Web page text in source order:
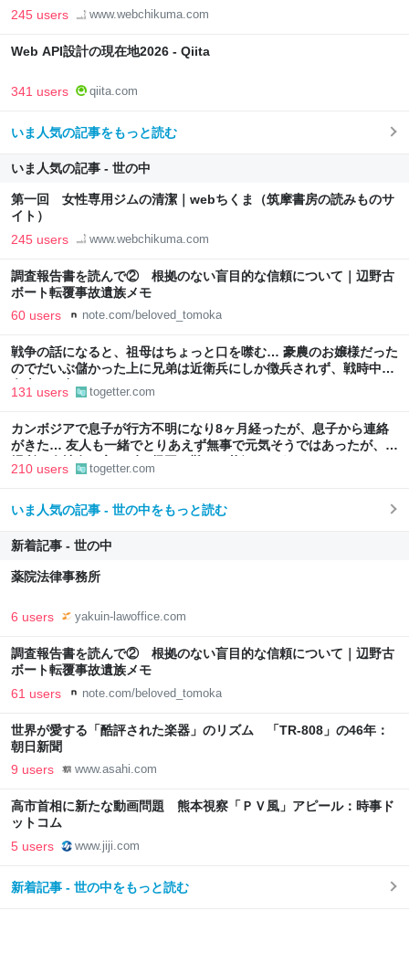
245 users www.webchikuma.com
Web API設計の現在地2026 - Qiita
341 users qiita.com
いま人気の記事をもっと読む
いま人気の記事 - 世の中
第一回 女性専用ジムの清潔｜webちくま（筑摩書房の読みものサ
イト）
245 users www.webchikuma.com
調査報告書を読んで② 根拠のない盲目的な信頼について｜辺野古
ボート転覆事故遺族メモ
60 users note.com/beloved_tomoka
戦争の話になると、祖母はちょっと口を噤む… 豪農のお嬢様だった
のでだいぶ儲かった上に兄弟は近衛兵にしか徴兵されず、戦時中も
白米しか食べたことがなかった
131 users togetter.com
カンボジアで息子が行方不明になり8ヶ月経ったが、息子から連絡
がきた… 友人も一緒でとりあえず無事で元気そうではあったが、居
場所や会社名も言えず、帰国も難しい状況のよう
210 users togetter.com
いま人気の記事 - 世の中をもっと読む
新着記事 - 世の中
薬院法律事務所
6 users yakuin-lawoffice.com
調査報告書を読んで② 根拠のない盲目的な信頼について｜辺野古
ボート転覆事故遺族メモ
61 users note.com/beloved_tomoka
世界が愛する「酷評された楽器」のリズム 「TR-808」の46年：
朝日新聞
9 users www.asahi.com
高市首相に新たな動画問題 熊本視察「ＰＶ風」アピール：時事ド
ットコム
5 users www.jiji.com
新着記事 - 世の中をもっと読む